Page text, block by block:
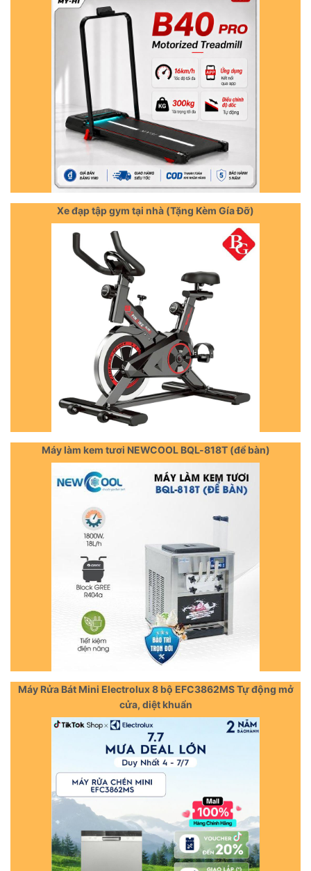
Xe đạp tập gym tại nhà (Tặng Kèm Gía Đỡ)
Máy làm kem tươi NEWCOOL BQL-818T (để bàn)
Máy Rửa Bát Mini Electrolux 8 bộ EFC3862MS Tự động mở
cửa, diệt khuẩn